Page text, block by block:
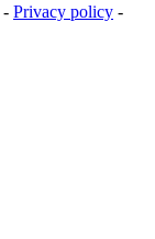
- Privacy policy -